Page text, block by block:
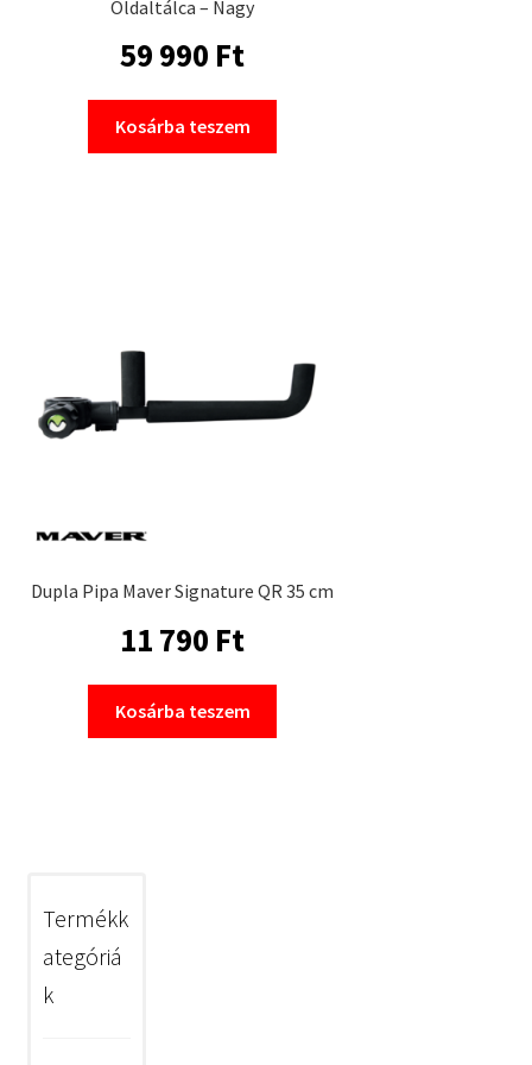
Oldaltálca – Nagy
59 990 Ft
Kosárba teszem
Dupla Pipa Maver Signature QR 35 cm
11 790 Ft
Kosárba teszem
Termékk
ategóriá
k